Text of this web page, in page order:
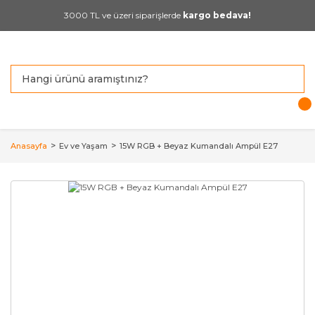
3000 TL ve üzeri siparişlerde kargo bedava!
Anasayfa Ev ve Yaşam 15W RGB + Beyaz Kumandalı Ampül E27